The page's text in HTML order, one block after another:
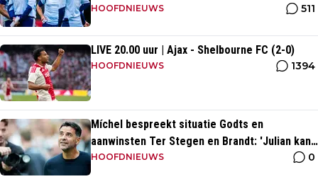
HOOFDNIEUWS 511
LIVE 20.00 uur | Ajax - Shelbourne FC (2-0)
HOOFDNIEUWS 1394
Míchel bespreekt situatie Godts en
aanwinsten Ter Stegen en Brandt: 'Julian kan
spelen in de slotfase'
HOOFDNIEUWS 0